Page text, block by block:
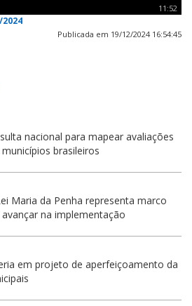
11:52
2024
Publicada em 19/12/2024 16:54:45
nacional para mapear avaliações
brasileiros
Maria da Penha representa marco
na implementação
em projeto de aperfeiçoamento da